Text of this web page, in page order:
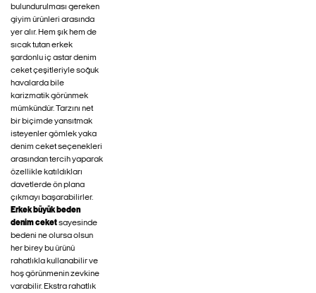
bulundurulması gereken
giyim ürünleri arasında
yer alır. Hem şık hem de
sıcak tutan erkek
şardonlu iç astar denim
ceket çeşitleriyle soğuk
havalarda bile
karizmatik görünmek
mümkündür. Tarzını net
bir biçimde yansıtmak
isteyenler gömlek yaka
denim ceket seçenekleri
arasından tercih yaparak
özellikle katıldıkları
davetlerde ön plana
çıkmayı başarabilirler.
Erkek büyük beden
denim ceketsayesinde
bedeni ne olursa olsun
her birey bu ürünü
rahatlıkla kullanabilir ve
hoş görünmenin zevkine
varabilir. Ekstra rahatlık